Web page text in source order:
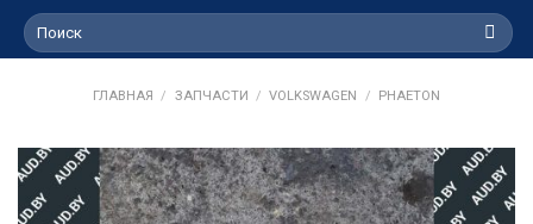
Искать:
ГЛАВНАЯ / ЗАПЧАСТИ / VOLKSWAGEN / PHAETON